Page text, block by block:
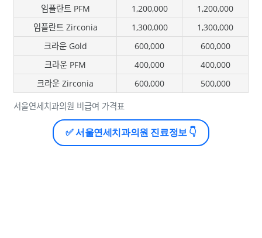
서울연세치과의원 비급여 가격표
임플란트 PFM
1,200,000
1,200,000
임플란트 Zirconia
1,300,000
1,300,000
크라운 Gold
600,000
600,000
크라운 PFM
400,000
400,000
크라운 Zirconia
600,000 500,000
✅ 서울연세치과의원 진료정보 👇